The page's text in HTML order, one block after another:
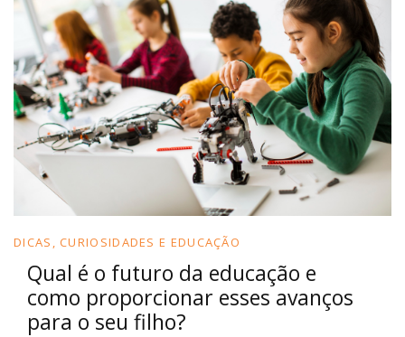
DICAS, CURIOSIDADES E EDUCAÇÃO
Qual é o futuro da educação e
como proporcionar esses avanços
para o seu filho?